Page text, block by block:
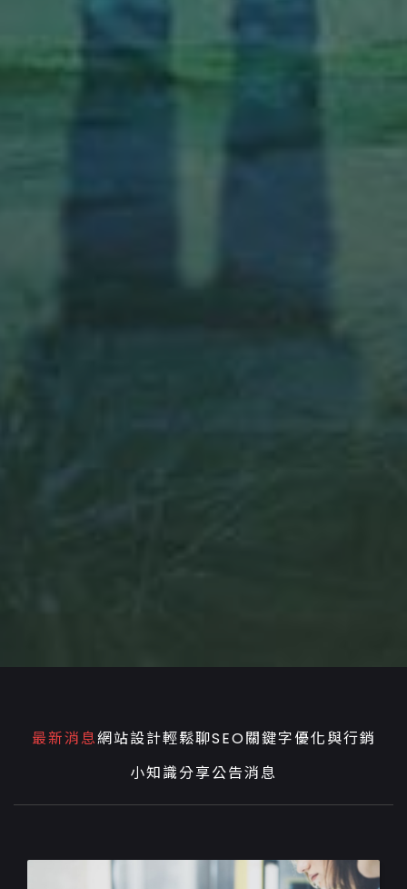
最新消息網站設計輕鬆聊SEO關鍵字優化與行銷
小知識分享公告消息